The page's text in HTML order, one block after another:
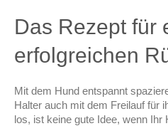
Das Rezept für
erfolgreichen
Mit dem Hund entspannt
Halter auch mit dem Freilauf für
los, ist keine gute Idee, wenn Ihr